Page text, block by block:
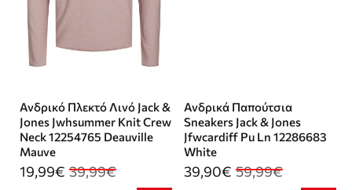
Ανδρικό Πλεκτό Λινό Jack &
Jones Jwhsummer Knit Crew
Neck 12254765 Deauville
Mauve
19,99€ 39,99€
Ανδρικά Παπούτσια
Sneakers Jack & Jones
Jfwcardiff Pu Ln 12286683
White
39,90€ 59,99€